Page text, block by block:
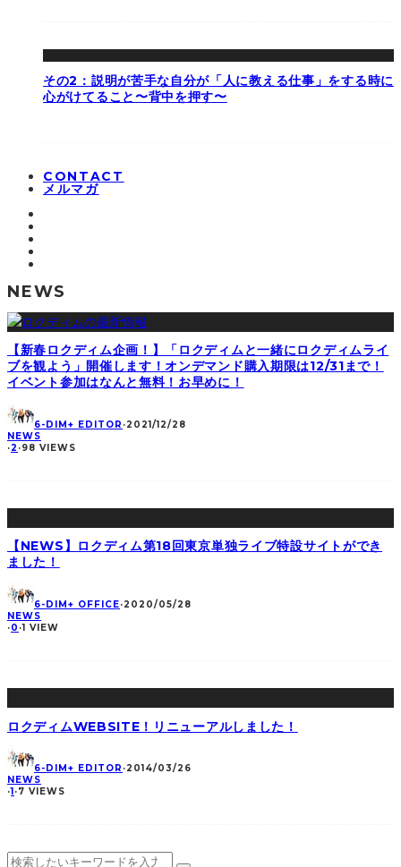
その2：説明が苦手な自分が「人に教える仕事」をする時に
心がけてること〜背中を押す〜
CONTACT
メルマガ
NEWS
【新春ロクディム企画！】「ロクディムと一緒にロクディムライ
ブを観よう」開催します！オンデマンド購入期限は12/31まで！
イベント参加はなんと無料！お早めに！
6-DIM+ EDITOR ·2021/12/28
NEWS
·2 ·98 VIEWS
【NEWS】ロクディム第18回東京単独ライブ特設サイトができ
ました！
6-DIM+ OFFICE·2020/05/28
NEWS
·0 ·1 VIEW
ロクディムWEBSITE！リニューアルしました！
6-DIM+ EDITOR ·2014/03/26
NEWS
·1 ·7 VIEWS